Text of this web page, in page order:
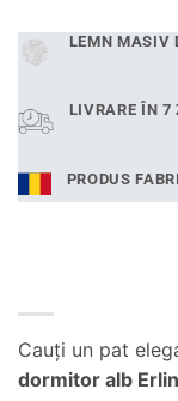
LEMN MASIV
LIVRARE ÎN 7
PRODUS
Cauţi un pat
dormitor alb